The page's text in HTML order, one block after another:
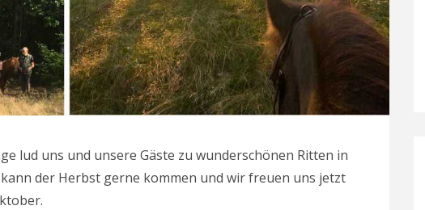
lud uns und unsere Gäste zu wunderschönen Ritten in
der Herbst gerne kommen und wir freuen uns jetzt